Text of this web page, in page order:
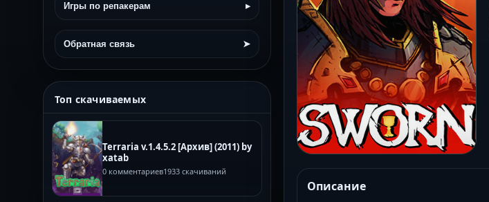
Игры по репакерам ▸
Обратная связь ➤
Топ скачиваемых
Terraria v.1.4.5.2 [Архив] (2011) by
xatab
0 комментариев1933 скачиваний
Описание